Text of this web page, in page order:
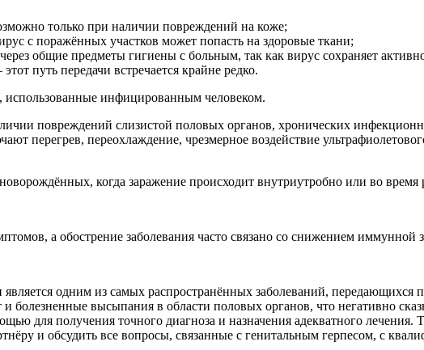
только при наличии повреждений на коже;
с поражённых участков может попасть на здоровые ткани;
общие предметы гигиены с больным, так как вирус сохраняет
путь передачи встречается крайне редко.
использованные инфицированным человеком.
повреждений слизистой половых органов, хронических
перегрев, переохлаждение, чрезмерное воздействие
когда заражение происходит внутриутробно или во время
а обострение заболевания часто связано со снижением иммунной
одним из самых распространённых заболеваний,
болезненные высыпания в области половых органов, что негативно
для получения точного диагноза и назначения адекватного
и обсудить все вопросы, связанные с генитальным герпесом, с